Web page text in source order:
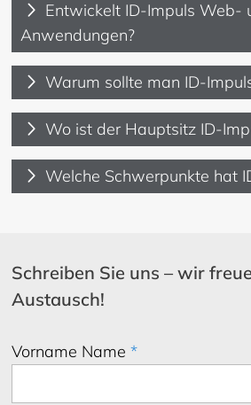
Entwickelt ID-Impuls Web-
Anwendungen?
Warum sollte man ID-
Wo ist der Hauptsitz ID-
Welche Schwerpunkte hat
Schreiben Sie uns – wir
Austausch!
Vorname Name*